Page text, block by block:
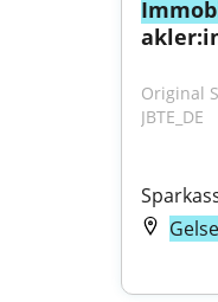
Original
JBTE_DE